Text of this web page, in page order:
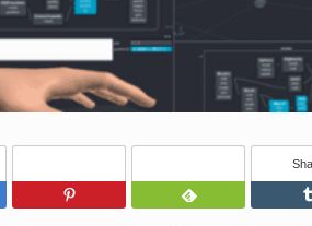
れています！
Unity 本
わせて
2026-08-03
はてなブックマークPinterest